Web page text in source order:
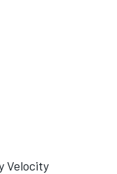
Velocity